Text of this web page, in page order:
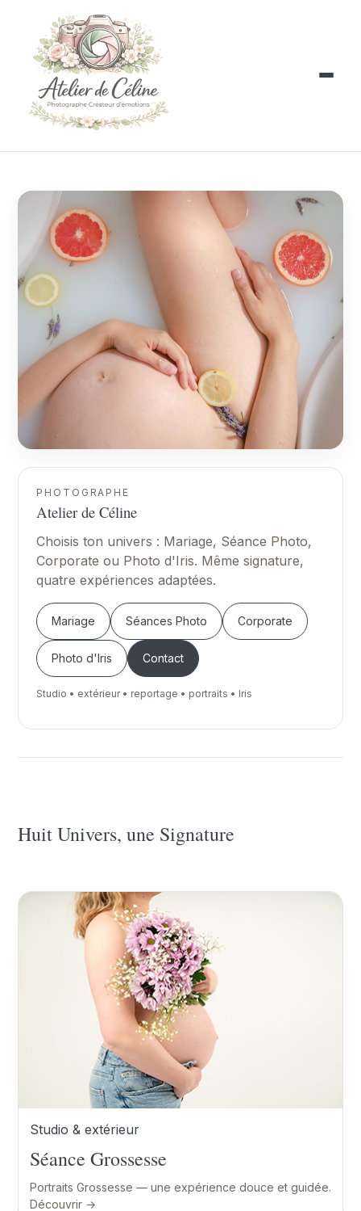
PHOTOGRAPHE
Atelier de Céline
Choisis ton univers : Mariage, Séance Photo,
Corporate ou Photo d'Iris. Même signature,
quatre expériences adaptées.
Mariage Séances Photo Corporate
Photo d'Iris Contact
Studio • extérieur • reportage • portraits • Iris
Huit Univers, une Signature
Studio & extérieur
Séance Grossesse
Portraits Grossesse — une expérience douce et guidée.
Découvrir →